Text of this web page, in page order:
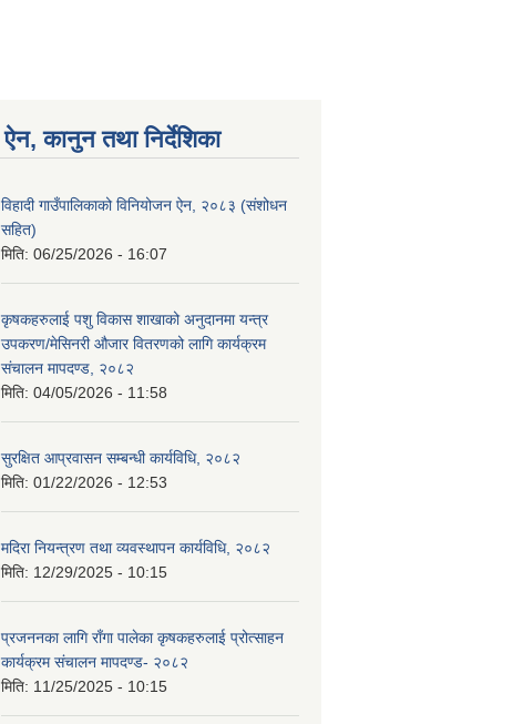
ऐन, कानुन तथा निर्देशिका
विहादी गाउँपालिकाको विनियोजन ऐन, २०८३ (संशोधन
सहित)
मिति: 06/25/2026 - 16:07
कृषकहरुलाई पशु विकास शाखाको अनुदानमा यन्त्र
उपकरण/मेसिनरी औजार वितरणको लागि कार्यक्रम
संचालन मापदण्ड, २०८२
मिति: 04/05/2026 - 11:58
सुरक्षित आप्रवासन सम्बन्धी कार्यविधि, २०८२
मिति: 01/22/2026 - 12:53
मदिरा नियन्त्रण तथा व्यवस्थापन कार्यविधि, २०८२
मिति: 12/29/2025 - 10:15
प्रजननका लागि राँगा पालेका कृषकहरुलाई प्रोत्साहन
कार्यक्रम संचालन मापदण्ड- २०८२
मिति: 11/25/2025 - 10:15